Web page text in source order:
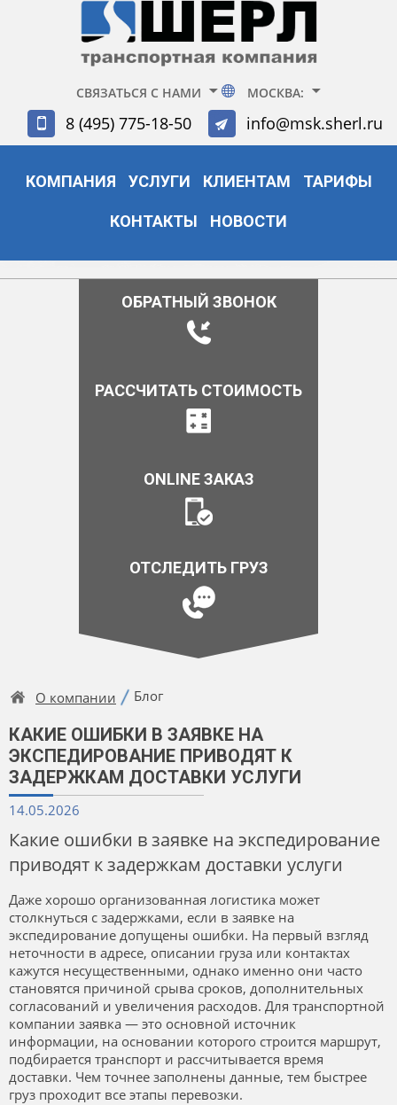
СВЯЗАТЬСЯ С НАМИ МОСКВА:
8 (495) 775-18-50 info@msk.sherl.ru
КОМПАНИЯ УСЛУГИ КЛИЕНТАМ ТАРИФЫ
КОНТАКТЫ НОВОСТИ
ОБРАТНЫЙ ЗВОНОК
РАССЧИТАТЬ СТОИМОСТЬ
ONLINE ЗАКАЗ
ОТСЛЕДИТЬ ГРУЗ
О компании Блог
КАКИЕ ОШИБКИ В ЗАЯВКЕ НА
ЭКСПЕДИРОВАНИЕ ПРИВОДЯТ К
ЗАДЕРЖКАМ ДОСТАВКИ УСЛУГИ
14.05.2026
Какие ошибки в заявке на экспедирование
приводят к задержкам доставки услуги
Даже хорошо организованная логистика может
столкнуться с задержками, если в заявке на
экспедирование допущены ошибки. На первый взгляд
неточности в адресе, описании груза или контактах
кажутся несущественными, однако именно они часто
становятся причиной срыва сроков, дополнительных
согласований и увеличения расходов. Для транспортной
компании заявка — это основной источник
информации, на основании которого строится маршрут,
подбирается транспорт и рассчитывается время
доставки. Чем точнее заполнены данные, тем быстрее
груз проходит все этапы перевозки.